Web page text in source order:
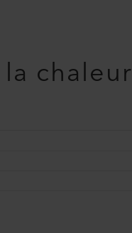
chaleur